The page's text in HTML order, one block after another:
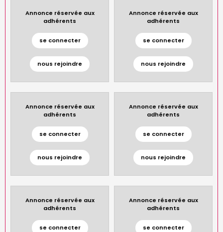
Annonce réservée aux
adhérents
se connecter
nous rejoindre
Annonce réservée aux
adhérents
se connecter
nous rejoindre
Annonce réservée aux
adhérents
se connecter
nous rejoindre
Annonce réservée aux
adhérents
se connecter
nous rejoindre
Annonce réservée aux
adhérents
se connecter
Annonce réservée aux
adhérents
se connecter